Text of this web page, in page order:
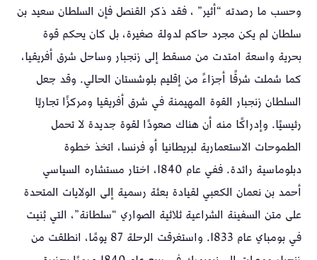
وحسب ما رصدته “أثير” ، فقد ذكر القنصل فإن السلطان سعيد بن
سلطان لم يكن مجرد حاكم لدولة صغيرة، بل كان يحكم قوة
بحرية واسعة امتدت من مسقط إلى زنجبار وساحل شرق أفريقيا،
كما شملت شرقًا أجزاءً من إقليم بلوشستان الحالي. وقد جعل
السلطان زنجبار القوة المهيمنة في شرق أفريقيا ومركزًا تجاريًا
رئيسيًا. وإدراكًا منه أن هناك صعودًا لقوة جديدة لا تحمل
الطموحات الاستعمارية لبريطانيا أو فرنسا، اتخذ خطوة
دبلوماسية رائدة. ففي عام 1840، اختار مستشاره السياسي
أحمد بن نعمان الكعبي لقيادة بعثة رسمية إلى الولايات المتحدة
على متن السفينة الشراعية ثلاثية الصواري “سلطانة”، التي بُنيت
في بومباي عام 1833. واستغرقت الرحلة 87 يومًا، انطلقت من